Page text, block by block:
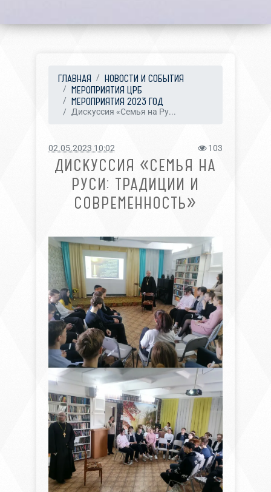
ГЛАВНАЯ
НОВОСТИ И СОБЫТИЯ
МЕРОПРИЯТИЯ ЦРБ
МЕРОПРИЯТИЯ 2023 ГОД
Дискуссия «Семья на Ру...
02.05.2023 10:02 103
ДИСКУССИЯ «СЕМЬЯ НА
РУСИ: ТРАДИЦИИ И
СОВРЕМЕННОСТЬ»